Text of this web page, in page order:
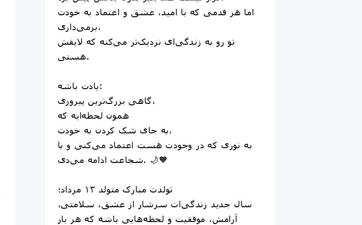
اما هر قدمی که با امید، عشق و اعتماد به خودت
برمی‌داری،
تو رو به زندگی‌ای نزدیک‌تر می‌کنه که لایقش
هستی.
یادت باشه:
گاهی بزرگ‌ترین پیروزی،
همون لحظه‌ایه که
به جای شک کردن به خودت،
به نوری که در وجودت هست اعتماد می‌کنی و با
شجاعت ادامه می‌دی. 🌙🧡
تولدت مبارک متولد ۱۳ مرداد؛
سال جدید زندگی‌ات سرشار از عشق، سلامتی،
آرامش، موفقیت و لحظه‌هایی باشه که هر بار